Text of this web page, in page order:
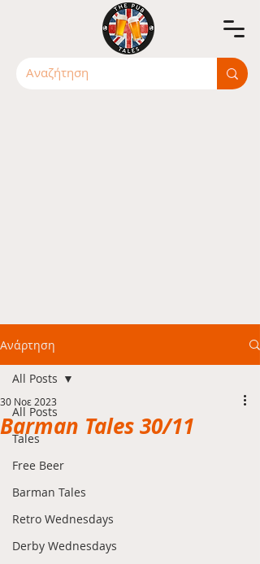
Ανάρτηση
All Posts
Tales
Free Beer
Barman Tales
Retro Wednesdays
Derby Wednesdays
All Posts
Barman Tales 30/11
30 Νοε 2023